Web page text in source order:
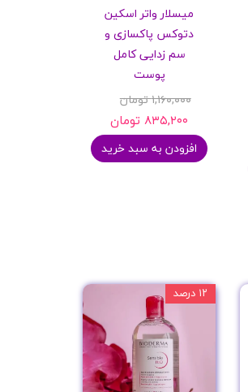
میسلار واتر اسکین
دتوکس پاکسازی و
سم زدایی کامل
پوست
۱,۱۶۰,۰۰۰ تومان
۸۳۵,۲۰۰ تومان
افزودن به سبد خرید
۱۲ درصد